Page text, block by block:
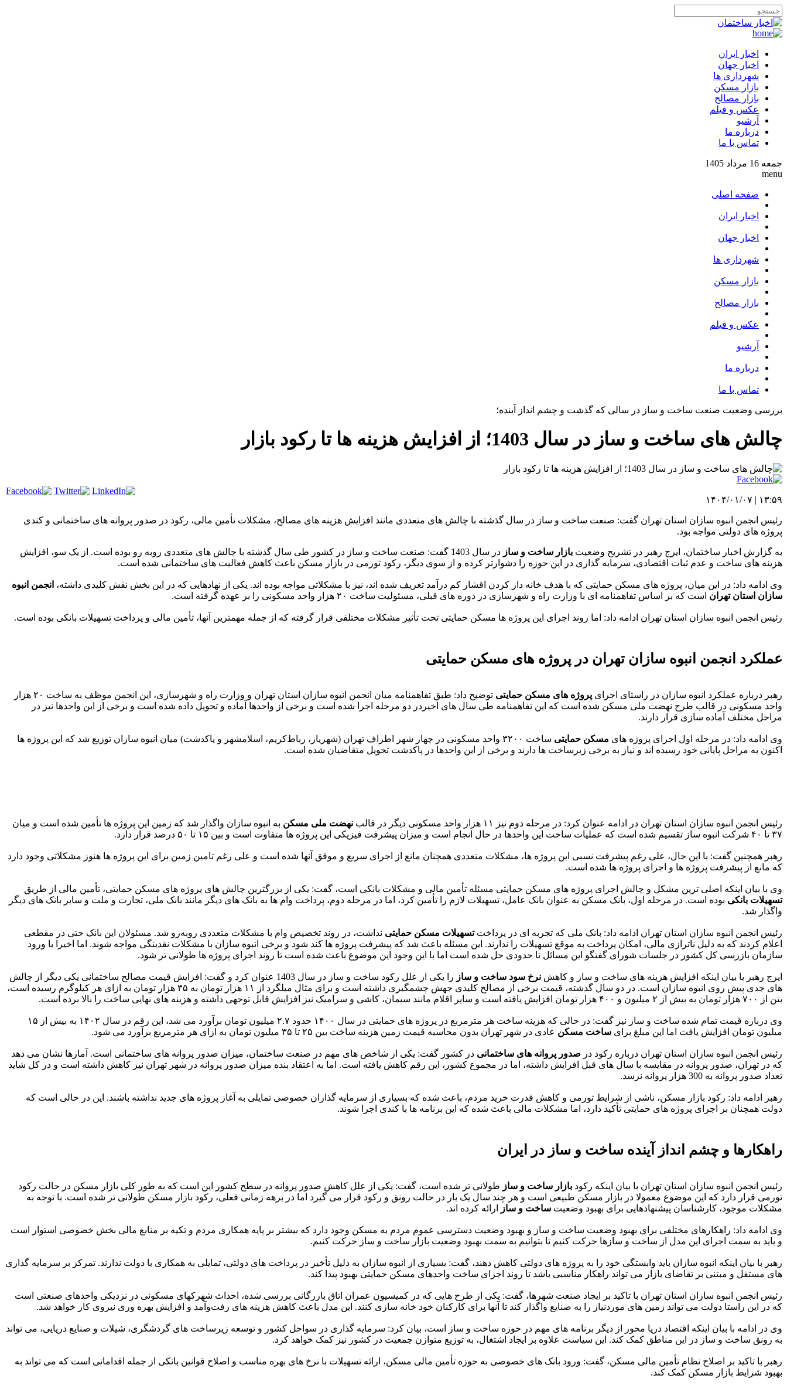
اخبار ایران
اخبار جهان
شهرداری ها
بازار مسکن
بازار مصالح
عکس و فیلم
آرشیو
درباره ما
تماس با ما
جمعه 16 مرداد 1405
menu
صفحه اصلی
اخبار ایران
اخبار جهان
شهرداری ها
بازار مسکن
بازار مصالح
عکس و فیلم
آرشیو
درباره ما
تماس با ما
بررسی وضعیت صنعت ساخت و ساز در سالی که گذشت و چشم انداز آینده؛
چالش های ساخت و ساز در سال 1403؛ از افزایش هزینه ها تا رکود بازار
۱۳:۵۹ | ۱۴۰۴/۰۱/۰۷
رئیس انجمن انبوه سازان استان تهران گفت: صنعت ساخت و ساز در سال گذشته با چالش های متعددی مانند افزایش هزینه های مصالح، مشکلات تأمین مالی، رکود در صدور پروانه های ساختمانی و کندی
پروژه های دولتی مواجه بود.
به گزارش اخبار ساختمان، ایرج رهبر در تشریح وضعیت بازار ساخت و ساز
در سال 1403 گفت: صنعت ساخت و ساز در کشور طی سال گذشته با چالش های متعددی روبه رو بوده است. از یک سو، افزایش
هزینه های ساخت و عدم ثبات اقتصادی، سرمایه گذاری در این حوزه را دشوارتر کرده و از سوی دیگر، رکود تورمی در بازار مسکن باعث کاهش فعالیت های ساختمانی شده است.
وی ادامه داد: در این میان، پروژه های مسکن حمایتی که با هدف خانه دار کردن اقشار کم درآمد تعریف شده اند، نیز با مشکلاتی مواجه بوده اند. یکی از نهادهایی که در این بخش نقش کلیدی داشته، انجمن انبوه
سازان استان تهران است که بر اساس تفاهمنامه ای با وزارت راه و شهرسازی در دوره های قبلی، مسئولیت ساخت ۲۰ هزار واحد مسکونی را بر عهده گرفته است.
رئیس انجمن انبوه سازان استان تهران ادامه داد: اما روند اجرای این پروژه ها مسکن حمایتی تحت تأثیر مشکلات مختلفی قرار گرفته که از جمله مهمترین آنها، تأمین مالی و پرداخت تسهیلات بانکی بوده است.
عملکرد انجمن انبوه سازان تهران در پروژه های مسکن حمایتی
رهبر درباره عملکرد انبوه سازان در راستای اجرای پروژه های مسکن حمایتی
توضیح داد: طبق تفاهمنامه میان انجمن انبوه سازان استان تهران و وزارت راه و شهرسازی، این انجمن موظف به ساخت ۲۰ هزار
واحد مسکونی در قالب طرح نهضت ملی مسکن شده است که این تفاهمنامه طی سال های اخیردر دو مرحله اجرا شده است و برخی از واحدها آماده و تحویل داده شده است و برخی از این واحدها نیز در
مراحل مختلف آماده سازی قرار دارند.
وی ادامه داد: در مرحله اول اجرای پروژه های مسکن حمایتی
ساخت ۳۲۰۰ واحد مسکونی در چهار شهر اطراف تهران (شهریار، رباط‌کریم، اسلامشهر و پاکدشت) میان انبوه سازان توزیع شد که این پروژه ها
اکنون به مراحل پایانی خود رسیده اند و نیاز به برخی زیرساخت ها دارند و برخی از این واحدها در پاکدشت تحویل متقاضیان شده است.
رئیس انجمن انبوه سازان استان تهران در ادامه عنوان کرد: در مرحله دوم نیز ۱۱ هزار واحد مسکونی دیگر در قالب نهضت ملی مسکن به انبوه سازان واگذار شد که زمین این پروژه ها تأمین شده است و میان
۳۷ تا ۴۰ شرکت انبوه ساز تقسیم شده است که عملیات ساخت این واحدها در حال انجام است و میزان پیشرفت فیزیکی این پروژه ها متفاوت است و بین ۱۵ تا ۵۰ درصد قرار دارد.
رهبر همچنین گفت: با این حال، علی رغم پیشرفت نسبی این پروژه ها، مشکلات متعددی همچنان مانع از اجرای سریع و موفق آنها شده است و علی رغم تامین زمین برای این پروژه ها هنوز مشکلاتی وجود دارد
که مانع از پیشرفت پروژه ها و اجرای پروژه ها شده است.
وی با بیان اینکه اصلی ترین مشکل و چالش اجرای پروژه های مسکن حمایتی مسئله تأمین مالی و مشکلات بانکی است، گفت: یکی از بزرگترین چالش های پروژه های مسکن حمایتی، تأمین مالی از طریق
تسهیلات بانکی بوده است. در مرحله اول، بانک مسکن به عنوان بانک عامل، تسهیلات لازم را تأمین کرد، اما در مرحله دوم، پرداخت وام ها به بانک های دیگر مانند بانک ملی، تجارت و ملت و سایر بانک های دیگر
واگذار شد.
رئیس انجمن انبوه سازان استان تهران ادامه داد: بانک ملی که تجربه ای در پرداختتسهیلات مسکن حمایتی نداشت، در روند تخصیص وام با مشکلات متعددی روبه‌رو شد. مسئولان این بانک حتی در مقطعی
اعلام کردند که به دلیل ناترازی مالی، امکان پرداخت به موقع تسهیلات را ندارند. این مسئله باعث شد که پیشرفت پروژه ها کند شود و برخی انبوه سازان با مشکلات نقدینگی مواجه شوند. اما اخیرا با ورود
سازمان بازرسی کل کشور در جلسات شورای گفتگو این مسائل تا حدودی حل شده است اما با این وجود این موضوع باعث شده است تا روند اجرای پروژه ها طولانی تر شود.
ایرج رهبر با بیان اینکه افزایش هزینه های ساخت و ساز و کاهش نرخ سود ساخت و ساز
را یکی از علل رکود ساخت و ساز در سال 1403 عنوان کرد و گفت: افزایش قیمت مصالح ساختمانی یکی دیگر از چالش
های جدی پیش روی انبوه سازان است. در دو سال گذشته، قیمت برخی از مصالح کلیدی جهش چشمگیری داشته است و برای مثال میلگرد از ۱۱ هزار تومان به ۳۵ هزار تومان به ازای هر کیلوگرم رسیده است،
بتن از ۷۰۰ هزار تومان به بیش از ۲ میلیون و ۴۰۰ هزار تومان افزایش یافته است و سایر اقلام مانند سیمان، کاشی و سرامیک نیز افزایش قابل توجهی داشته و هزینه های نهایی ساخت را بالا برده است.
وی درباره قیمت تمام شده ساخت و ساز نیز گفت: در حالی که هزینه ساخت هر مترمربع در پروژه های حمایتی در سال ۱۴۰۰ حدود ۲.۷ میلیون تومان برآورد می شد، این رقم در سال ۱۴۰۲ به بیش از ۱۵
میلیون تومان افزایش یافت اما این مبلغ برای ساخت مسکن عادی در شهر تهران بدون محاسبه قیمت زمین هزینه ساخت بین ۲۵ تا ۳۵ میلیون تومان به ازای هر مترمربع برآورد می شود.
رئیس انجمن انبوه سازان استان تهران درباره رکود در صدور پروانه های ساختمانی در کشور گفت: یکی از شاخص های مهم در صنعت ساختمان، میزان صدور پروانه های ساختمانی است. آمارها نشان می دهد
که در تهران، صدور پروانه در مقایسه با سال های قبل افزایش داشته، اما در مجموع کشور، این رقم کاهش یافته است. اما به اعتقاد بنده میزان صدور پروانه در شهر تهران نیز کاهش داشته است و در کل شاید
تعداد صدور پروانه به 300 هزار پروانه نرسد.
رهبر ادامه داد: رکود بازار مسکن، ناشی از شرایط تورمی و کاهش قدرت خرید مردم، باعث شده که بسیاری از سرمایه گذاران خصوصی تمایلی به آغاز پروژه های جدید نداشته باشند. این در حالی است که
دولت همچنان بر اجرای پروژه های حمایتی تأکید دارد، اما مشکلات مالی باعث شده که این برنامه ها با کندی اجرا شوند.
راهکارها و چشم انداز آینده ساخت و ساز در ایران
رئیس انجمن انبوه سازان استان تهران با بیان اینکه رکود بازار ساخت و ساز طولانی تر شده است، گفت: یکی از علل کاهش صدور پروانه در سطح کشور این است که به طور کلی بازار مسکن در حالت رکود
تورمی قرار دارد که این موضوع معمولا در بازار مسکن طبیعی است و هر چند سال یک بار در حالت رونق و رکود قرار می گیرد اما در برهه زمانی فعلی، رکود بازار مسکن طولانی تر شده است. با توجه به
مشکلات موجود، کارشناسان پیشنهادهایی برای بهبود وضعیت ساخت و ساز ارائه کرده اند.
وی ادامه داد: راهکارهای مختلفی برای بهبود وضعیت ساخت و ساز و بهبود وضعیت دسترسی عموم مردم به مسکن وجود دارد که بیشتر بر پایه همکاری مردم و تکیه بر منابع مالی بخش خصوصی استوار است
و باید به سمت اجرای این مدل از ساخت و سازها حرکت کنیم تا بتوانیم به سمت بهبود وضعیت بازار ساخت و ساز حرکت کنیم.
رهبر با بیان اینکه انبوه سازان باید وابستگی خود را به پروژه های دولتی کاهش دهند، گفت: بسیاری از انبوه سازان به دلیل تأخیر در پرداخت های دولتی، تمایلی به همکاری با دولت ندارند. تمرکز بر سرمایه گذاری
های مستقل و مبتنی بر تقاضای بازار می تواند راهکار مناسبی باشد تا روند اجرای ساخت واحدهای مسکن حمایتی بهبود پیدا کند.
رئیس انجمن انبوه سازان استان تهران با تاکید بر ایجاد صنعت شهرها، گفت: یکی از طرح هایی که در کمیسیون عمران اتاق بازرگانی بررسی شده، احداث شهرکهای مسکونی در نزدیکی واحدهای صنعتی است
که در این راستا دولت می تواند زمین های موردنیاز را به صنایع واگذار کند تا آنها برای کارکنان خود خانه سازی کنند. این مدل باعث کاهش هزینه های رفت‌وآمد و افزایش بهره وری نیروی کار خواهد شد.
وی در ادامه با بیان اینکه اقتصاد دریا محور از دیگر برنامه های مهم در حوزه ساخت و ساز است، بیان کرد: سرمایه گذاری در سواحل کشور و توسعه زیرساخت های گردشگری، شیلات و صنایع دریایی، می تواند
به رونق ساخت و ساز در این مناطق کمک کند. این سیاست علاوه بر ایجاد اشتغال، به توزیع متوازن جمعیت در کشور نیز کمک خواهد کرد.
رهبر با تاکید بر اصلاح نظام تأمین مالی مسکن، گفت: ورود بانک های خصوصی به حوزه تأمین مالی مسکن، ارائه تسهیلات با نرخ های بهره مناسب و اصلاح قوانین بانکی از جمله اقداماتی است که می تواند به
بهبود شرایط بازار مسکن کمک کند.